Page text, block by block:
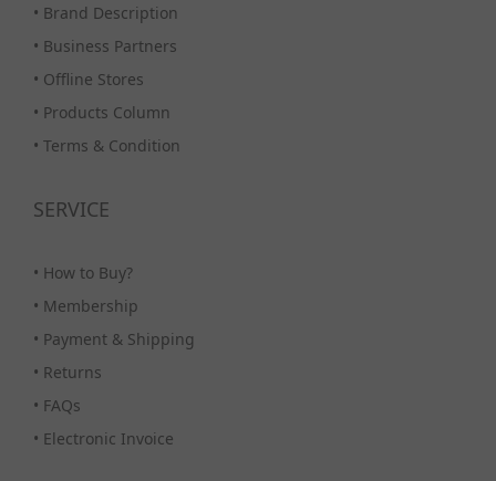
• Brand Description
• Business Partners
• Offline Stores
• Products Column
• Terms & Condition
SERVICE
• How to Buy?
• Membership
• Payment & Shipping
• Returns
• FAQs
• Electronic Invoice